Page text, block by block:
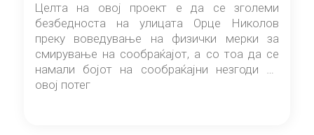
Целта на овој проект е да се зголеми
безбедноста на улицата Орце Николов
преку воведување на физички мерки за
смирување на сообраќајот, а со тоа да се
намали бојот на сообраќајни незгоди на
овој потег